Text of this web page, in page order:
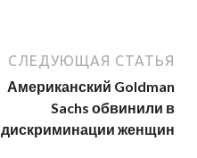
СЛЕДУЮЩАЯ СТАТЬЯ
Американский Goldman
Sachs обвинили в
дискриминации женщин